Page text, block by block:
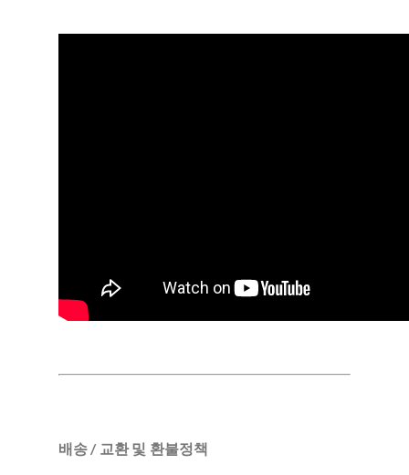
배송 / 교환 및 환불정책